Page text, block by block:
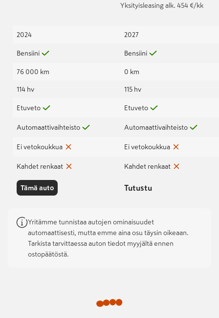
2024
Bensiini
76 000 km
114 hv
Etuveto
Automaattivaihteisto
Ei vetokoukkua
Kahdet renkaat
Tämä auto
Yksityisleasing alk. 454 €/kk
2027
Bensiini
0 km
115 hv
Etuveto
Automaattivaihteisto
Ei vetokoukkua
Kahdet renkaat
Tutustu
Yritämme tunnistaa autojen ominaisuudet
automaattisesti, mutta emme aina osu täysin oikeaan.
Tarkista tarvittaessa auton tiedot myyjältä ennen
ostopäätöstä.